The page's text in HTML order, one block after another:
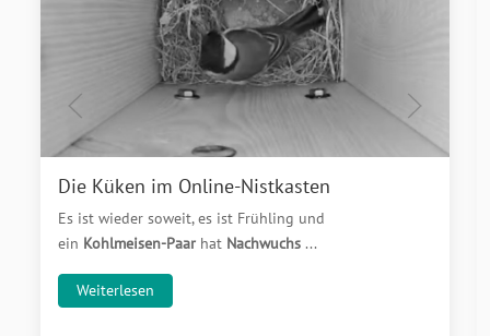
Die Küken im Online-Nistkasten
Es ist wieder soweit, es ist Frühling und
ein Kohlmeisen-Paar hat Nachwuchs ...
Weiterlesen